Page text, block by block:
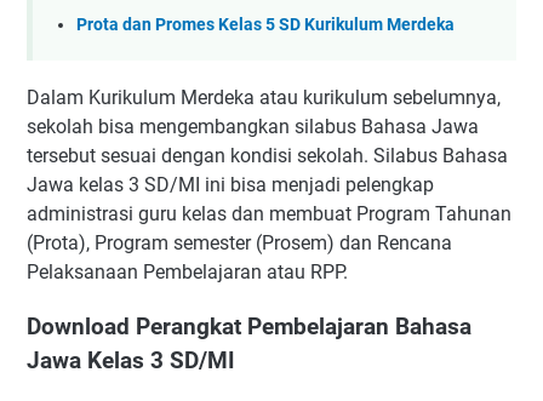
Prota dan Promes Kelas 5 SD Kurikulum Merdeka
Dalam Kurikulum Merdeka atau kurikulum sebelumnya,
sekolah bisa mengembangkan silabus Bahasa Jawa
tersebut sesuai dengan kondisi sekolah. Silabus Bahasa
Jawa kelas 3 SD/MI ini bisa menjadi pelengkap
administrasi guru kelas dan membuat Program Tahunan
(Prota), Program semester (Prosem) dan Rencana
Pelaksanaan Pembelajaran atau RPP.
Download Perangkat Pembelajaran Bahasa
Jawa Kelas 3 SD/MI